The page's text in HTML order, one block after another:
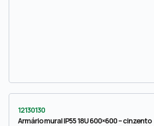
12130130
Armário mural IP55 18U 600×600 – cinzento